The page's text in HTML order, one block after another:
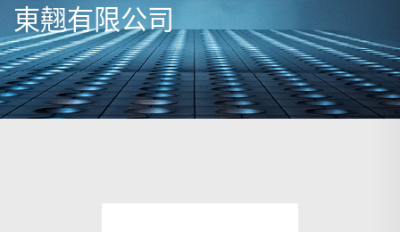
東翹有限公司